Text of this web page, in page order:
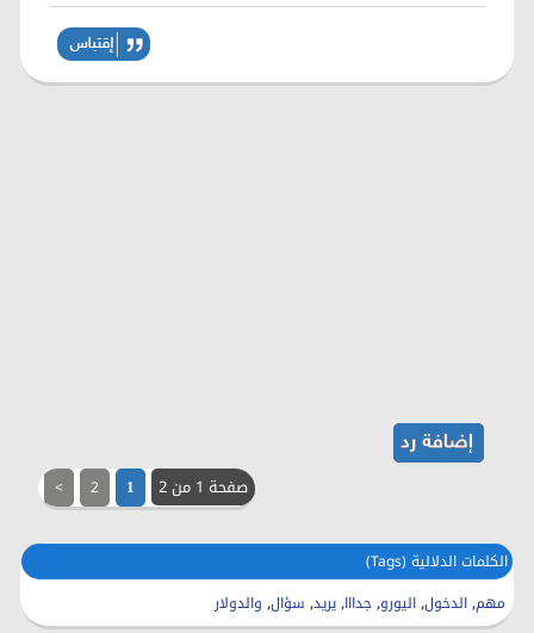
صفحة 1 من 2 1
2
>
الكلمات الدلالية (Tags)
مهم,الدخول,اليورو,جدااا,يريد, سؤال, والدولار